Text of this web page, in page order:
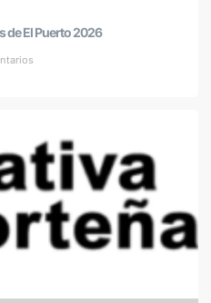
de El Puerto 2026